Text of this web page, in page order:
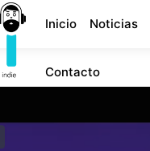
Inicio Noticias
Contacto